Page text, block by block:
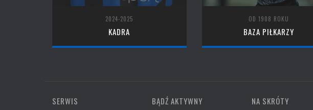
2024-2025
KADRA
OD 1908 ROKU
BAZA PIŁKARZY
SERWIS BĄDŹ AKTYWNY NA SKRÓTY